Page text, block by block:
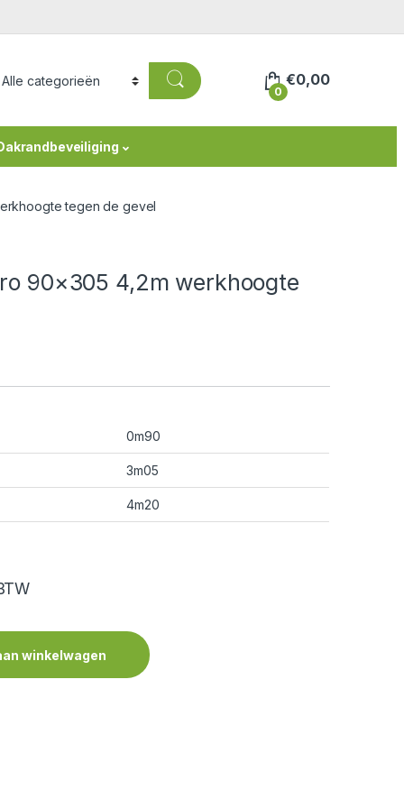
0
€0,00
tegen de gevel
90×305 4,2m werkhoogte
0m90
3m05
4m20
winkelwagen